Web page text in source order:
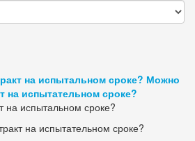
на испытальном сроке? Можно
на испытательном сроке?
на испытальном сроке?
на испытательном сроке?